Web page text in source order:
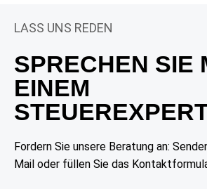
LASS UNS REDEN
SPRECHEN SIE
EINEM
Fordern Sie unsere Beratung an:
Mail oder füllen Sie das